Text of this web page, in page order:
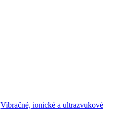
Vibračné, ionické a ultrazvukové